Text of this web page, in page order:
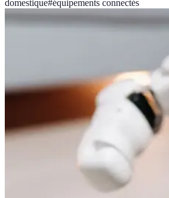
domestique#équipements connectés